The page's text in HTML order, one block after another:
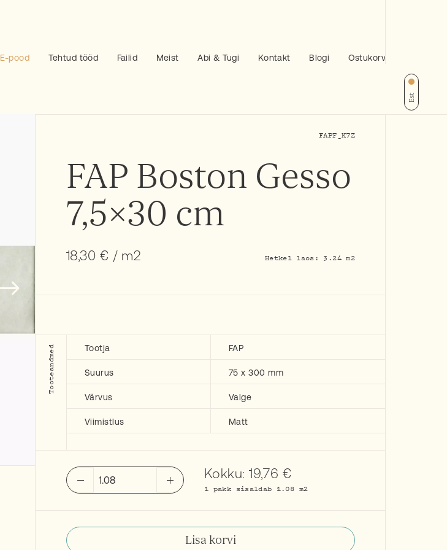
E-pood Tehtud tööd Failid Meist Abi & Tugi Kontakt Blogi Ostukorv
Est
FAPF_K7Z
FAP Boston Gesso
7,5×30 cm
18,30 € / m2 Hetkel laos: 3.24 m2
Tooteandmed Tootja FAP
Suurus 75 x 300 mm
Värvus Valge
Viimistlus Matt
FAP
Boston
cm
kogus
Kokku:19,76 €
1 pakk sisaldab 1.08 m2
Lisa korvi